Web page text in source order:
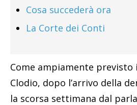
Cosa succederà ora
La Corte dei Conti
Come ampiamente previsto
Clodio, dopo l’arrivo della
la scorsa settimana dal